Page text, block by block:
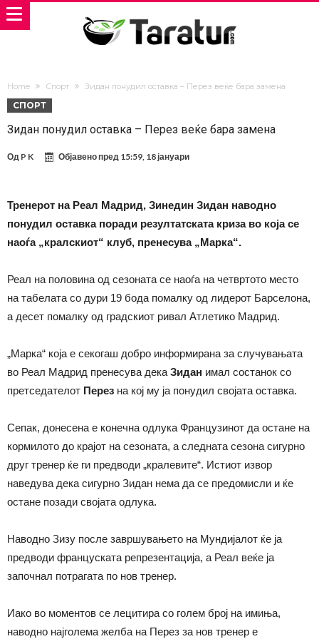
Home Спорт Зидан понудил оставка – Перез веќе бара замена
СПОРТ
Зидан понудил оставка – Перез веќе бара замена
Од P K Објавено пред 15:59, 18 јануари
Тренерот на Реал Мадрид, Зинедин Зидан наводно
понудил оставка поради резултатската криза во која се
наоѓа „кралскиот“ клуб, пренесува „Марка“.
Реал на половина од сезоната се наоѓа на четвртото место
на табелата со дури 19 бода помалку од лидерот Барселона,
а десет помалку од градскиот ривал Атлетико Мадрид.
„Марка“ која е секогаш добро информирана за случувањата
во Реал Мадрид пренесува дека Зидан имал состанок со
претседателот Перез на кој му ја понудил својата оставка.
Сепак, донесена е конечна одлука Французинот да остане на
кормилото до крајот на сезоната, а следната сезона сигурно
друг тренер ќе ги предводи „кралевите“. Истиот извор
наведува дека сигурно Зидан нема да се предомисли и ќе
остане позади својата одлука.
Наводно Зизу после завршувањето на Мундијалот ќе ја
предводи француската репрезентација, а Реал веќе ја
започнал потрагата по нов тренер.
Иако во моментов се лецитира со голем број на имиња,
наводно најголема желба на Перез за нов тренер е